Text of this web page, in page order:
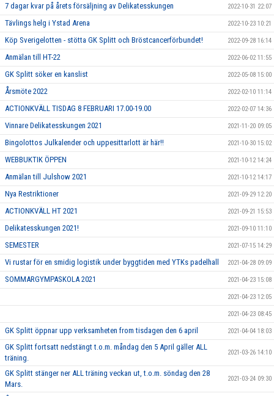
7 dagar kvar på årets försäljning av Delikatesskungen 2022-10-31 22:07
Tävlings helg i Ystad Arena 2022-10-23 10:21
Köp Sverigelotten - stötta GK Splitt och Bröstcancerförbundet! 2022-09-28 16:14
Anmälan till HT-22 2022-06-02 11:55
GK Splitt söker en kanslist 2022-05-08 15:00
Årsmöte 2022 2022-02-10 11:14
ACTIONKVÄLL TISDAG 8 FEBRUARI 17.00-19.00 2022-02-07 14:36
Vinnare Delikatesskungen 2021 2021-11-20 09:05
Bingolottos Julkalender och uppesittarlott är här!! 2021-10-30 15:02
WEBBUKTIK ÖPPEN 2021-10-12 14:24
Anmälan till Julshow 2021 2021-10-12 14:17
Nya Restriktioner 2021-09-29 12:20
ACTIONKVÄLL HT 2021 2021-09-21 15:53
Delikatesskungen 2021! 2021-09-10 11:10
SEMESTER 2021-07-15 14:29
Vi rustar för en smidig logistik under byggtiden med YTKs padelhall 2021-04-28 09:09
SOMMARGYMPASKOLA 2021 2021-04-23 15:08
2021-04-23 12:05
2021-04-23 08:45
GK Splitt öppnar upp verksamheten from tisdagen den 6 april 2021-04-04 18:03
GK Splitt fortsatt nedstängt t.o.m. måndag den 5 April gäller ALL
träning.
2021-03-26 14:10
GK Splitt stänger ner ALL träning veckan ut, t.o.m. söndag den 28
Mars.
2021-03-24 09:30